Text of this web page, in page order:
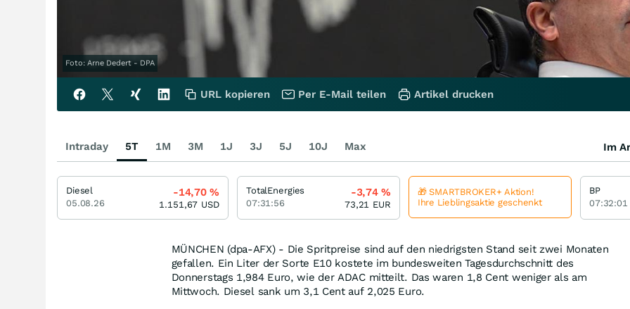
Foto: Arne Dedert - DPA
MÜNCHEN (dpa-AFX) - Die Spritpreise sind auf den niedrigsten Stand seit zwei Monaten
gefallen. Ein Liter der Sorte E10 kostete im bundesweiten Tagesdurchschnitt des
Donnerstags 1,984 Euro, wie der ADAC mitteilt. Das waren 1,8 Cent weniger als am
Mittwoch. Diesel sank um 3,1 Cent auf 2,025 Euro.
URL kopieren Per E-Mail teilen Artikel drucken
Intraday 5T 1M 3M 1J 3J 5J 10J Max Im
Diesel
05.08.26
-14,70%
1.151,67 USD
TotalEnergies
07:31:56
-3,74%
73,21 EUR
🎁 SMARTBROKER+ Aktion!
Ihre Lieblingsaktie geschenkt
BP
07:32:01